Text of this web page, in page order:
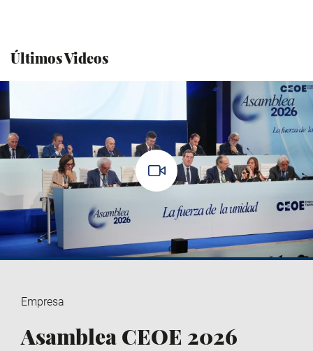
Últimos Videos
Empresa
Asamblea CEOE 2026